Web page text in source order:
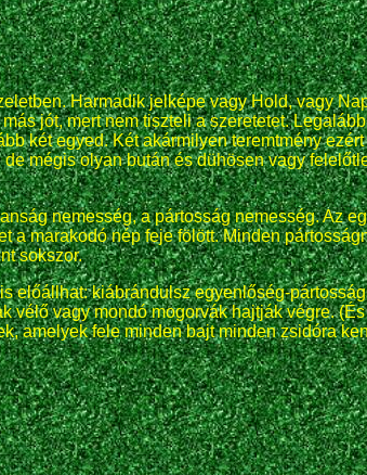
Harmadik jelképe vagy Hold, vagy
jót, mert nem tiszteli a szeretetet.
két egyed. Két akármilyen teremtmény
mégis olyan bután és dühösen vagy
nemesség, a pártosság nemesség. Az
marakodó nép feje fölött. Minden
sokszor.
előállhat: kiábrándulsz egyenlőség-
vélő vagy mondó mogorvák hajtják végre.
amelyek fele minden bajt minden zsidóra